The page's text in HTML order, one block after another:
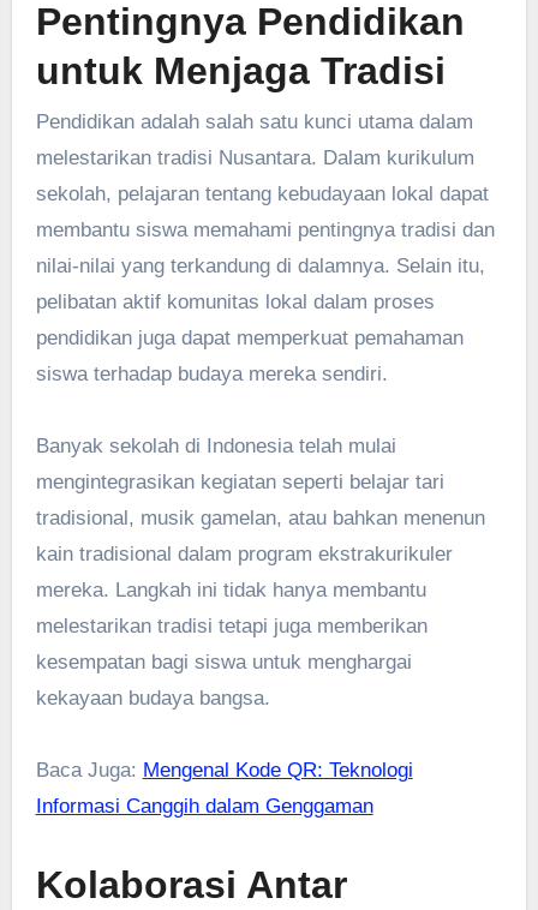
Pentingnya Pendidikan
untuk Menjaga Tradisi
Pendidikan adalah salah satu kunci utama dalam
melestarikan tradisi Nusantara. Dalam kurikulum
sekolah, pelajaran tentang kebudayaan lokal dapat
membantu siswa memahami pentingnya tradisi dan
nilai-nilai yang terkandung di dalamnya. Selain itu,
pelibatan aktif komunitas lokal dalam proses
pendidikan juga dapat memperkuat pemahaman
siswa terhadap budaya mereka sendiri.
Banyak sekolah di Indonesia telah mulai
mengintegrasikan kegiatan seperti belajar tari
tradisional, musik gamelan, atau bahkan menenun
kain tradisional dalam program ekstrakurikuler
mereka. Langkah ini tidak hanya membantu
melestarikan tradisi tetapi juga memberikan
kesempatan bagi siswa untuk menghargai
kekayaan budaya bangsa.
Baca Juga: Mengenal Kode QR: Teknologi
Informasi Canggih dalam Genggaman
Kolaborasi Antar